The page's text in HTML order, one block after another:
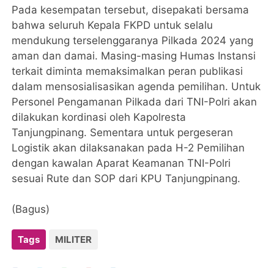
Pada kesempatan tersebut, disepakati bersama
bahwa seluruh Kepala FKPD untuk selalu
mendukung terselenggaranya Pilkada 2024 yang
aman dan damai. Masing-masing Humas Instansi
terkait diminta memaksimalkan peran publikasi
dalam mensosialisasikan agenda pemilihan. Untuk
Personel Pengamanan Pilkada dari TNI-Polri akan
dilakukan kordinasi oleh Kapolresta
Tanjungpinang. Sementara untuk pergeseran
Logistik akan dilaksanakan pada H-2 Pemilihan
dengan kawalan Aparat Keamanan TNI-Polri
sesuai Rute dan SOP dari KPU Tanjungpinang.
(Bagus)
Tags MILITER